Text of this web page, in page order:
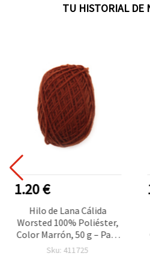
TU HISTORIAL DE
1.20 €
Hilo de Lana Cálida
Worsted 100% Poliéster,
Color Marrón, 50 g – Para
Tejer y Manualidades DIY
Sku: 411725